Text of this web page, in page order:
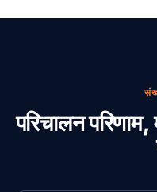
परिचालन परिणाम,